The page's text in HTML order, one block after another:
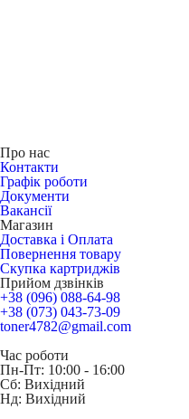
Про нас
Контакти
Графік роботи
Документи
Вакансії
Магазин
Доставка і Оплата
Повернення товару
Скупка картриджів
Прийом дзвінків
+38 (096) 088-64-98
+38 (073) 043-73-09
toner4782@gmail.com
Час роботи
Пн-Пт: 10:00 - 16:00
Сб: Вихідний
Нд: Вихідний